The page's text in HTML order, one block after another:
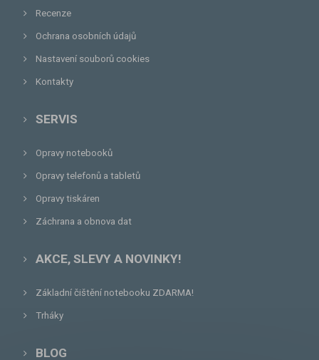
Recenze
Ochrana osobních údajů
Nastavení souborů cookies
Kontakty
SERVIS
Opravy notebooků
Opravy telefonů a tabletů
Opravy tiskáren
Záchrana a obnova dat
AKCE, SLEVY A NOVINKY!
Základní čištění notebooku ZDARMA!
Trháky
BLOG